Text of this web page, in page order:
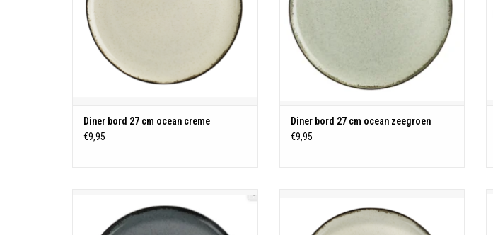
Diner bord 27 cm ocean creme
€9,95
Diner bord 27 cm ocean zeegroen
€9,95
Porselein
Vaatwasmachine - magnetron - oven bestendig
Porselein
Vaatwasmachine - magnetron - oven bestendig